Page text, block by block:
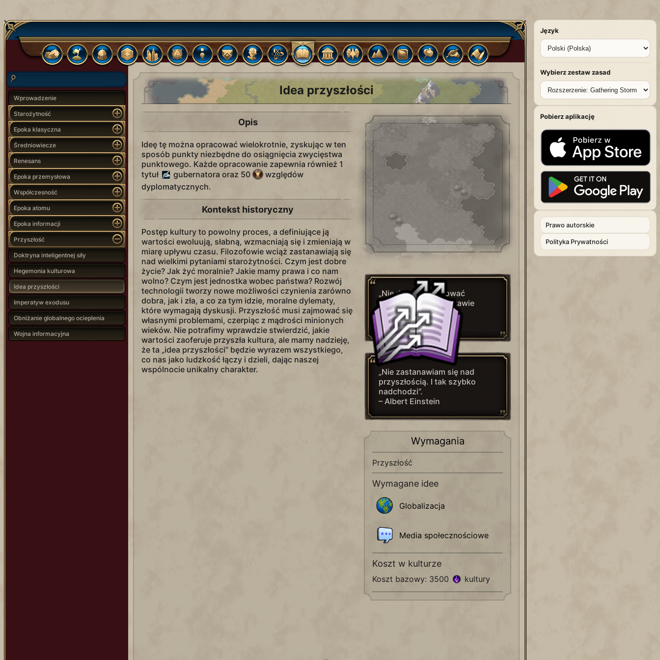
Wprowadzenie
Starożytność
Epoka klasyczna
Średniowiecze
Renesans
Epoka przemysłowa
Współczesność
Epoka atomu
Epoka informacji
Przyszłość
Doktryna inteligentnej siły
Hegemonia kulturowa
Idea przyszłości
Imperatyw exodusu
Obniżanie globalnego ocieplenia
Wojna informacyjna
Idea przyszłości
Opis
Ideę tę można opracować wielokrotnie, zyskując w ten
sposób punkty niezbędne do osiągnięcia zwycięstwa
punktowego. Każde opracowanie zapewnia również 1
tytuł
gubernatora oraz 50
względów
dyplomatycznych.
Kontekst historyczny
Postęp kultury to powolny proces, a definiujące ją
wartości ewoluują, słabną, wzmacniają się i zmieniają w
miarę upływu czasu. Filozofowie wciąż zastanawiają się
nad wielkimi pytaniami starożytności. Czym jest dobre
życie? Jak żyć moralnie? Jakie mamy prawa i co nam
wolno? Czym jest jednostka wobec państwa? Rozwój
technologii tworzy nowe możliwości czynienia zarówno
dobra, jak i zła, a co za tym idzie, moralne dylematy,
które wymagają dyskusji. Przyszłość musi zajmować się
własnymi problemami, czerpiąc z mądrości minionych
wieków. Nie potrafimy wprawdzie stwierdzić, jakie
wartości zaoferuje przyszła kultura, ale mamy nadzieję,
że ta „idea przyszłości” będzie wyrazem wszystkiego,
co nas jako ludzkość łączy i dzieli, dając naszej
wspólnocie unikalny charakter.
„Nie da się zaplanować
przyszłości na podstawie
przeszłości”.
– Edmund Burke
„Nie zastanawiam się nad
przyszłością. I tak szybko
nadchodzi”.
– Albert Einstein
Wymagania
Przyszłość
Wymagane idee
Globalizacja
Media społecznościowe
Koszt w kulturze
Koszt bazowy: 3500 kultury
Język
Wybierz zestaw zasad
Pobierz aplikację
Prawo autorskie
Polityka Prywatności